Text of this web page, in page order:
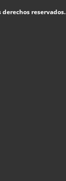
derechos reservados.